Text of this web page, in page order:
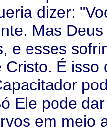
dizer:
Mas
e esses
Cristo. É isso
Ele pode
em meio